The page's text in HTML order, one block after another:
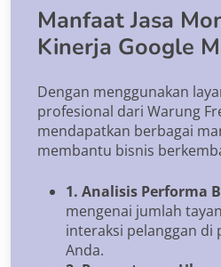
Manfaat Jasa
Kinerja Google
Dengan menggunakan
profesional dari Warung
mendapatkan berbagai
membantu bisnis
1. Analisis Performa
mengenai jumlah
interaksi pelanggan di
Anda.